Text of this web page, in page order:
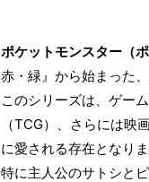
ポケットモンスター（ポ
赤・緑』から始まった
このシリーズは、ゲー
（TCG）、さらには
に愛される存在となりま
特に主人公のサトシと